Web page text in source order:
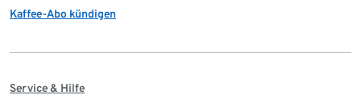
Kaffee-Abo kündigen
Service & Hilfe